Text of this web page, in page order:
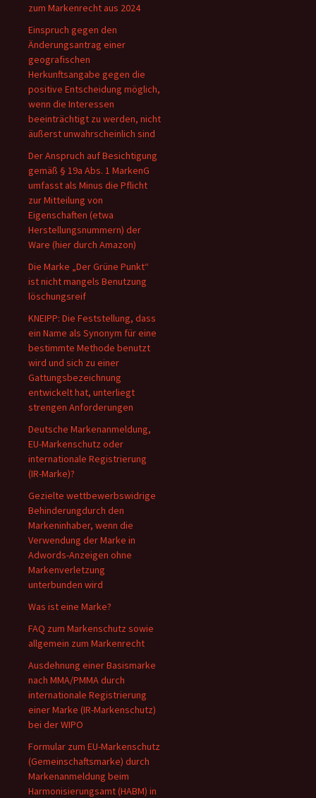
zum Markenrecht aus 2024
Einspruch gegen den
Änderungsantrag einer
geografischen
Herkunftsangabe gegen die
positive Entscheidung möglich,
wenn die Interessen
beeinträchtigt zu werden, nicht
äußerst unwahrscheinlich sind
Der Anspruch auf Besichtigung
gemäß § 19a Abs. 1 MarkenG
umfasst als Minus die Pflicht
zur Mitteilung von
Eigenschaften (etwa
Herstellungsnummern) der
Ware (hier durch Amazon)
Die Marke „Der Grüne Punkt“
ist nicht mangels Benutzung
löschungsreif
KNEIPP: Die Feststellung, dass
ein Name als Synonym für eine
bestimmte Methode benutzt
wird und sich zu einer
Gattungsbezeichnung
entwickelt hat, unterliegt
strengen Anforderungen
Deutsche Markenanmeldung,
EU-Markenschutz oder
internationale Registrierung
(IR-Marke)?
Gezielte wettbewerbswidrige
Behinderungdurch den
Markeninhaber, wenn die
Verwendung der Marke in
Adwords-Anzeigen ohne
Markenverletzung
unterbunden wird
Was ist eine Marke?
FAQ zum Markenschutz sowie
allgemein zum Markenrecht
Ausdehnung einer Basismarke
nach MMA/PMMA durch
internationale Registrierung
einer Marke (IR-Markenschutz)
bei der WIPO
Formular zum EU-Markenschutz
(Gemeinschaftsmarke) durch
Markenanmeldung beim
Harmonisierungsamt (HABM) in